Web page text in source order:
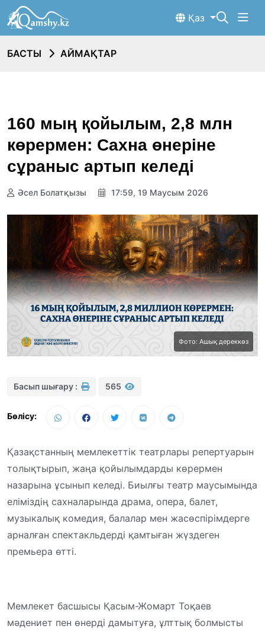
Қаз
БАСТЫ АЙМАҚТАР
160 мың қойылым, 2,8 млн
көрермен: Сахна өнеріне
сұраныс артып келеді
Әсел Болатқызы 17:59, 19 Маусым 2026
Фото: Ашық дереккөз
Басып шығару : 565
Бөлісу:
Қазақстанның мемлекеттік театрлары репертуарын
толықтырып, жаңа қойылымдарды көрермен
назарына ұсынып келеді. Биылғы театр маусымында
еліміздің сахналарында драма, опера, балет,
музыкалық комедия, балалар мен жасөспірімдерге
арналған спектакльдерді қамтыған жүздеген
премьера өтті.
Мемлекет басшысы Қасым-Жомарт Тоқаев
мәдениет пен өнерді дамытуға, ұлттық болмысты